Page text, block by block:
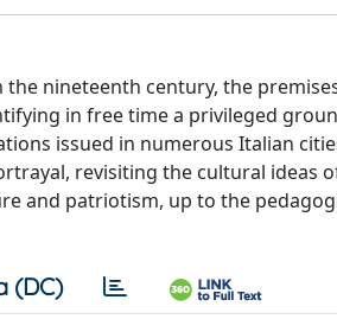
nineteenth century, the
in free time a privileged
issued in numerous Italian
revisiting the cultural ideas
and patriotism, up to the
(DC)